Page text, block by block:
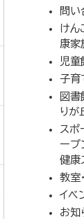
問い
けん
康家
児童
子育
図書
りが
スポ
ープ
健康
教室
イベ
お知